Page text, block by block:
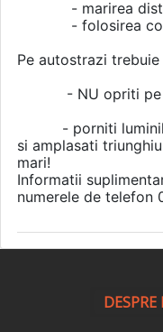
- marirea
- folosirea
Pe autostrazi
- NU opriti pe
- porniti luminile
si amplasati
Informatii
numerele de telefon
DESPRE